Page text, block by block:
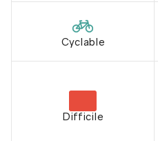
Cyclable
Difficile